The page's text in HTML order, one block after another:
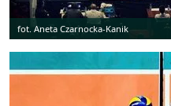
fot. Aneta Czarnocka-Kanik